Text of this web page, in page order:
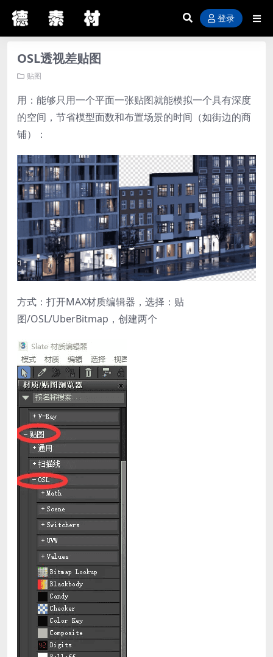
登录
OSL透视差贴图
贴图
用：能够只用一个平面一张贴图就能模拟一个具有深度
的空间，节省模型面数和布置场景的时间（如街边的商
铺）：
方式：打开MAX材质编辑器，选择：贴
图/OSL/UberBitmap，创建两个